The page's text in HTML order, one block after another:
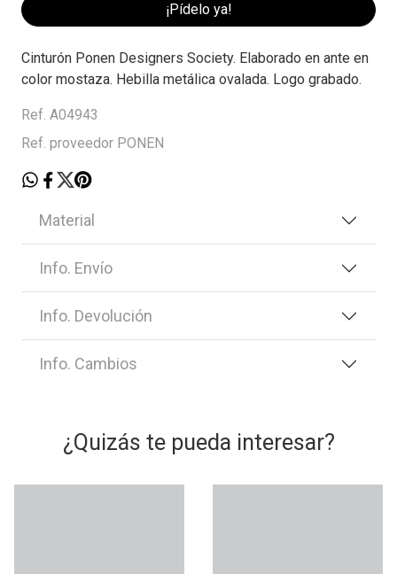
¡Pídelo ya!
Cinturón Ponen Designers Society. Elaborado en ante en
color mostaza. Hebilla metálica ovalada. Logo grabado.
Ref. A04943
Ref. proveedor PONEN
Material
Info. Envío
Info. Devolución
Info. Cambios
¿Quizás te pueda interesar?